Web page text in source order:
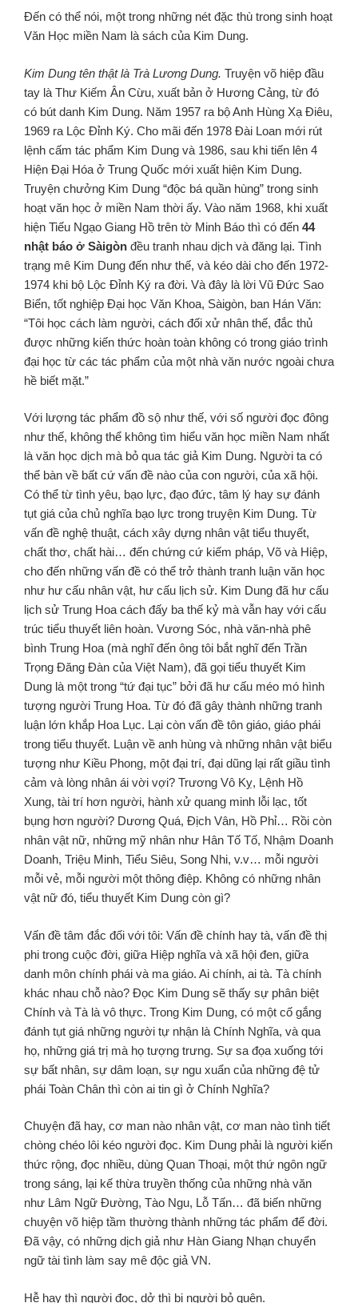
Đến có thể nói, một trong những nét đặc thù trong sinh hoạt
Văn Học miền Nam là sách của Kim Dung.
Kim Dung tên thật là Trà Lương Dung. Truyện võ hiệp đầu
tay là Thư Kiếm Ân Cừu, xuất bản ở Hương Cảng, từ đó
có bút danh Kim Dung. Năm 1957 ra bộ Anh Hùng Xạ Điêu,
1969 ra Lộc Đỉnh Ký. Cho mãi đến 1978 Đài Loan mới rút
lệnh cấm tác phẩm Kim Dung và 1986, sau khi tiến lên 4
Hiện Ðại Hóa ở Trung Quốc mới xuất hiện Kim Dung.
Truyện chưởng Kim Dung “độc bá quần hùng” trong sinh
hoạt văn học ở miền Nam thời ấy. Vào năm 1968, khi xuất
hiện Tiếu Ngạo Giang Hồ trên tờ Minh Báo thì có đến 44
nhật báo ở Sàigòn đều tranh nhau dịch và đăng lại. Tình
trạng mê Kim Dung đến như thế, và kéo dài cho đến 1972-
1974 khi bộ Lộc Đỉnh Ký ra đời. Và đây là lời Vũ Đức Sao
Biển, tốt nghiệp Đại học Văn Khoa, Sàigòn, ban Hán Văn:
“Tôi học cách làm người, cách đối xử nhân thế, đắc thủ
được những kiến thức hoàn toàn không có trong giáo trình
đại học từ các tác phẩm của một nhà văn nước ngoài chưa
hề biết mặt.”
Với lượng tác phẩm đồ sộ như thế, với số người đọc đông
như thế, không thể không tìm hiểu văn học miền Nam nhất
là văn học dịch mà bỏ qua tác giả Kim Dung. Người ta có
thể bàn về bất cứ vấn đề nào của con người, của xã hội.
Có thể từ tình yêu, bạo lực, đạo đức, tâm lý hay sự đánh
tụt giá của chủ nghĩa bạo lực trong truyện Kim Dung. Từ
vấn đề nghệ thuật, cách xây dựng nhân vật tiểu thuyết,
chất thơ, chất hài… đến chứng cứ kiếm pháp, Võ và Hiệp,
cho đến những vấn đề có thể trở thành tranh luận văn học
như hư cấu nhân vật, hư cấu lịch sử. Kim Dung đã hư cấu
lịch sử Trung Hoa cách đấy ba thế kỷ mà vẫn hay với cấu
trúc tiểu thuyết liên hoàn. Vương Sóc, nhà văn-nhà phê
bình Trung Hoa (mà nghĩ đến ông tôi bắt nghĩ đến Trần
Trọng Đăng Đàn của Việt Nam), đã gọi tiểu thuyết Kim
Dung là một trong “tứ đại tục” bởi đã hư cấu méo mó hình
tượng người Trung Hoa. Từ đó đã gây thành những tranh
luận lớn khắp Hoa Lục. Lại còn vấn đề tôn giáo, giáo phái
trong tiểu thuyết. Luận về anh hùng và những nhân vật biểu
tượng như Kiều Phong, một đại trí, đại dũng lại rất giầu tình
cảm và lòng nhân ái vời vợi? Trương Vô Kỵ, Lệnh Hồ
Xung, tài trí hơn người, hành xử quang minh lỗi lạc, tốt
bụng hơn người? Dương Quá, Địch Vân, Hồ Phỉ… Rồi còn
nhân vật nữ, những mỹ nhân như Hân Tố Tố, Nhậm Doanh
Doanh, Triệu Minh, Tiểu Siêu, Song Nhi, v.v… mỗi người
mỗi vẻ, mỗi người một thông điệp. Không có những nhân
vật nữ đó, tiểu thuyết Kim Dung còn gì?
Vấn đề tâm đắc đối với tôi: Vấn đề chính hay tà, vấn đề thị
phi trong cuộc đời, giữa Hiệp nghĩa và xã hội đen, giữa
danh môn chính phái và ma giáo. Ai chính, ai tà. Tà chính
khác nhau chỗ nào? Đọc Kim Dung sẽ thấy sự phân biệt
Chính và Tà là vô thực. Trong Kim Dung, có một cố gắng
đánh tụt giá những người tự nhận là Chính Nghĩa, và qua
họ, những giá trị mà họ tượng trưng. Sự sa đọa xuống tới
sự bất nhân, sự dâm loạn, sự ngu xuẩn của những đệ tử
phái Toàn Chân thì còn ai tin gì ở Chính Nghĩa?
Chuyện đã hay, cơ man nào nhân vật, cơ man nào tình tiết
chòng chéo lôi kéo người đọc. Kim Dung phải là người kiến
thức rộng, đọc nhiều, dùng Quan Thoại, một thứ ngôn ngữ
trong sáng, lại kế thừa truyền thống của những nhà văn
như Lâm Ngữ Đường, Tào Ngu, Lỗ Tấn… đã biến những
chuyện võ hiệp tầm thường thành những tác phẩm để đời.
Đã vậy, có những dịch giả như Hàn Giang Nhạn chuyển
ngữ tài tình làm say mê độc giả VN.
Hễ hay thì người đọc, dở thì bị người bỏ quên.